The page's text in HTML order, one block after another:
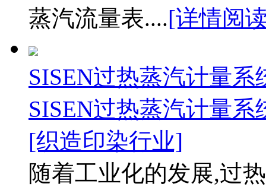
蒸汽流量表....[详情阅
SISEN过热蒸汽计量
SISEN过热蒸汽计量
[织造印染行业]
随着工业化的发展,过